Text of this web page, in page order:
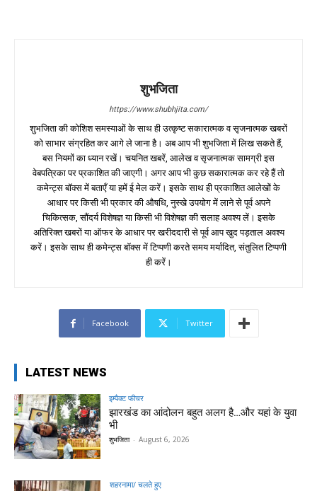
शुभजिता
https://www.shubhjita.com/
शुभजिता की कोशिश समस्याओं के साथ ही उत्कृष्ट सकारात्मक व सृजनात्मक खबरों
को साभार संग्रहित कर आगे ले जाना है। अब आप भी शुभजिता में लिख सकते हैं,
बस नियमों का ध्यान रखें। चयनित खबरें, आलेख व सृजनात्मक सामग्री इस
वेबपत्रिका पर प्रकाशित की जाएगी। अगर आप भी कुछ सकारात्मक कर रहे हैं तो
कमेन्ट्स बॉक्स में बताएँ या हमें ई मेल करें। इसके साथ ही प्रकाशित आलेखों के
आधार पर किसी भी प्रकार की औषधि, नुस्खे उपयोग में लाने से पूर्व अपने
चिकित्सक, सौंदर्य विशेषज्ञ या किसी भी विशेषज्ञ की सलाह अवश्य लें। इसके
अतिरिक्त खबरों या ऑफर के आधार पर खरीददारी से पूर्व आप खुद पड़ताल अवश्य
करें। इसके साथ ही कमेन्ट्स बॉक्स में टिप्पणी करते समय मर्यादित, संतुलित टिप्पणी
ही करें।
Facebook Twitter
LATEST NEWS
इम्पैक्ट फीचर
झारखंड का आंदोलन बहुत अलग है…और यहां के युवा
भी
शुभजिता - August 6, 2026
शहरनामा/ चलते हुए